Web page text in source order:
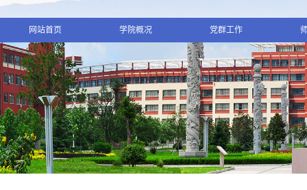
网站首页 学院概况 党群工作